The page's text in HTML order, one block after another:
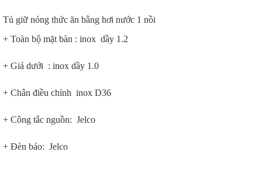
Tủ giữ nóng thức ăn bằng hơi nước 1 nồi
+ Toàn bộ mặt bàn : inox dầy 1.2
+ Giá dưới : inox dầy 1.0
+ Chân điều chỉnh inox D36
+ Công tắc nguồn: Jelco
+ Đèn báo: Jelco